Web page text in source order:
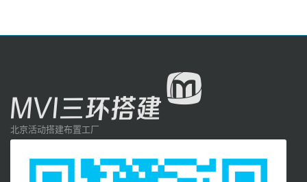
北京活动搭建布置工厂